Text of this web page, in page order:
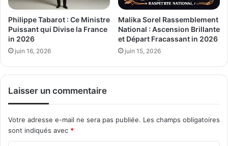
Philippe Tabarot : Ce Ministre
Puissant qui Divise la France
in 2026
juin 16, 2026
Malika Sorel Rassemblement
National : Ascension Brillante
et Départ Fracassant in 2026
juin 15, 2026
Laisser un commentaire
Votre adresse e-mail ne sera pas publiée. Les champs obligatoires
sont indiqués avec *